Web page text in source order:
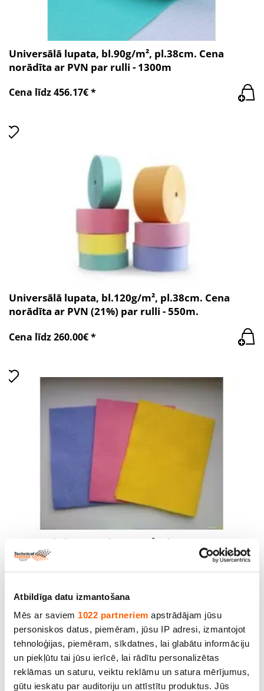
Atbildīga datu izmantošana
Mēs ar saviem 1022 partneriem apstrādājam jūsu
personiskos datus, piemēram, jūsu IP adresi, izmantojot
tehnoloģijas, piemēram, sīkdatnes, lai glabātu informāciju
un piekļūtu tai jūsu ierīcē, lai rādītu personalizētas
reklāmas un saturu, veiktu reklāmu un satura mērījumus,
gūtu ieskatu par auditoriju un attīstītu produktus. Jūs
Universālā lupata, bl.90g/m², pl.38cm. Cena
norādīta ar PVN par rulli - 1300m
Cena līdz 456.17€ *
Universālā lupata, bl.120g/m², pl.38cm. Cena
norādīta ar PVN (21%) par rulli - 550m.
Cena līdz 260.00€ *
Universālā lupata. Bl.110g/m². Pl.38cm. Cena
norādīta ar PVN par gab-10m